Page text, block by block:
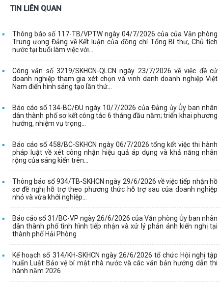
TIN LIÊN QUAN
Thông báo số 117-TB/VPTW ngày 04/7/2026 của của Văn phòng
Trung ương Đảng về Kết luận của đồng chí Tổng Bí thư, Chủ tịch
nước tại buổi làm việc với...
Công văn số 3219/SKHCN-QLCN ngày 23/7/2026 về việc đề cử
doanh nghiệp tham gia xét chọn và vinh danh doanh nghiệp Việt
Nam điển hình sáng tạo lần thứ...
Báo cáo số 134-BC/ĐU ngày 10/7/2026 của Đảng ủy Ủy ban nhân
dân thành phố sơ kết công tác 6 tháng đầu năm; triển khai phương
hướng, nhiệm vụ trọng...
Báo cáo số 458/BC-SKHCN ngày 06/7/2026 tổng kết việc thi hành
pháp luật về xét công nhận hiệu quả áp dụng và khả năng nhân
rộng của sáng kiến trên...
Thông báo số 934/TB-SKHCN ngày 29/6/2026 về việc tiếp nhận hồ
sơ đề nghị hỗ trợ theo phương thức hỗ trợ sau của doanh nghiệp
nhỏ và vừa khởi nghiệp...
Báo cáo số 31/BC-VP ngày 26/6/2026 của Văn phòng Ủy ban nhân
dân thành phố tình hình tiếp nhận và xử lý phản ánh kiến nghị tại
thành phố Hải Phòng
Kế hoạch số 314/KH-SKHCN ngày 26/6/2026 tổ chức Hội nghị tập
huấn Luật Bảo vệ bí mật nhà nước và các văn bản hướng dẫn thi
hành năm 2026